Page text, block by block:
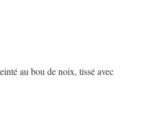
au bou de noix, tissé avec